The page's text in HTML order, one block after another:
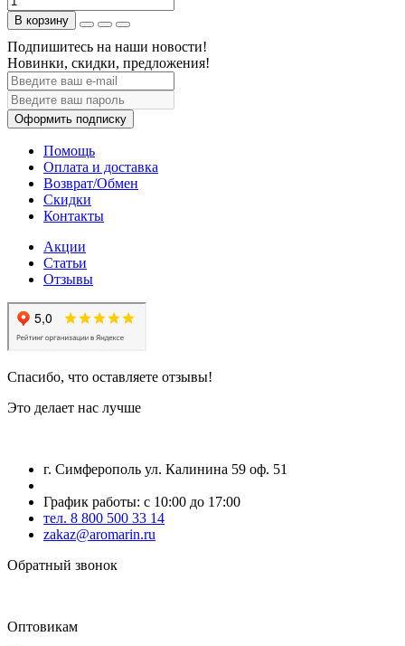
В корзину
Подпишитесь на наши новости!
Новинки, скидки, предложения!
Оформить подписку
Помощь
Оплата и доставка
Возврат/Обмен
Скидки
Контакты
Акции
Статьи
Отзывы
Спасибо, что оставляете отзывы!
Это делает нас лучше
г. Симферополь ул. Калинина 59 оф. 51
График работы: с 10:00 до 17:00
тел. 8 800 500 33 14
zakaz@aromarin.ru
Обратный звонок
Оптовикам